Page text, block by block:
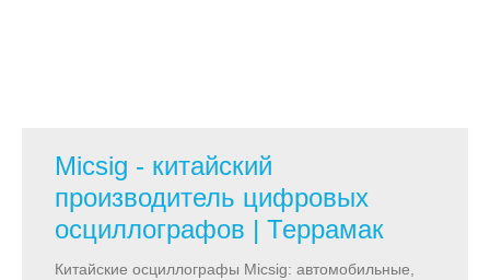
Micsig - китайский
производитель цифровых
осциллографов | Террамак
Китайские осциллографы Micsig: автомобильные,